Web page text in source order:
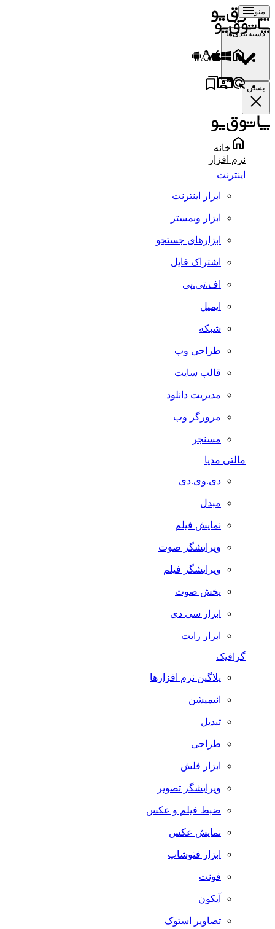
منو
دسته‌بندی‌ها
بستن
خانه
نرم افزار
اینترنت
ابزار اینترنت
ابزار وبمستر
ابزارهای جستجو
اشتراک فایل
اف.تی.پی
ایمیل
شبکه
طراحی وب
قالب سایت
مدیریت دانلود
مرورگر وب
مسنجر
مالتی مدیا
دی.وی.دی
مبدل
نمایش فیلم
ویرایشگر صوت
ویرایشگر فیلم
پخش صوت
ابزار سی دی
ابزار رایت
گرافیک
پلاگین نرم افزارها
انیمیشن
تبدیل
طراحی
ابزار فلش
ویرایشگر تصویر
ضبط فيلم و عكس
نمایش عکس
ابزار فتوشاپ
فونت
آیکون
تصاویر استوک